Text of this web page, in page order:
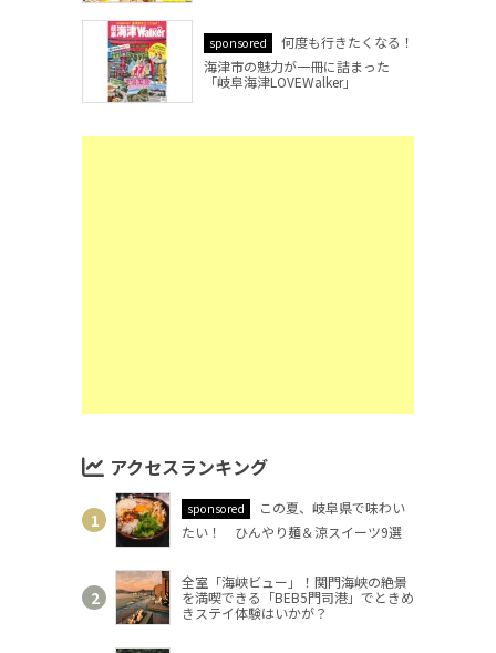
sponsored
何度も行きたくなる！
海津市の魅力が一冊に詰まった
「岐阜海津LOVEWalker」
アクセスランキング
sponsored
この夏、岐阜県で味わい
たい！ ひんやり麺＆涼スイーツ9選
全室「海峡ビュー」！関門海峡の絶景
を満喫できる「BEB5門司港」でときめ
きステイ体験はいかが？